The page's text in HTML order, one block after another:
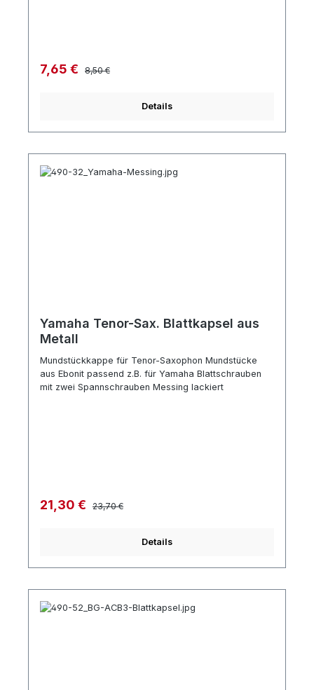
Verkaufspreis:
7,65 € Regulärer Preis:
8,50 €
Details
Yamaha Tenor-Sax. Blattkapsel aus
Metall
Mundstückkappe für Tenor-Saxophon Mundstücke
aus Ebonit passend z.B. für Yamaha Blattschrauben
mit zwei Spannschrauben Messing lackiert
Verkaufspreis:
21,30 € Regulärer Preis:
23,70 €
Details